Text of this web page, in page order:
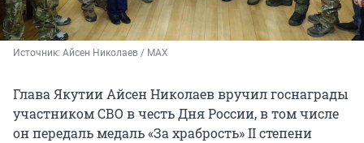
Источник: Айсен Николаев / МАХ
Глава Якутии Айсен Николаев вручил госнаграды
участником СВО в честь Дня России, в том числе
он передаль медаль «За храбрость» II степени